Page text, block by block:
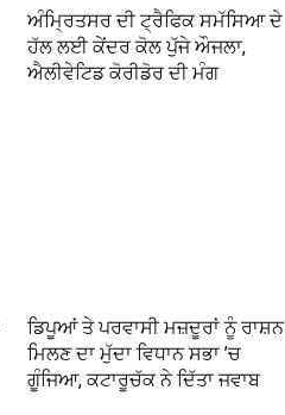
ਅੰਮ੍ਰਿਤਸਰ ਦੀ ਟ੍ਰੈਫਿਕ ਸਮੱਸਿਆ ਦੇ
ਹੱਲ ਲਈ ਕੇਂਦਰ ਕੋਲ ਪੁੱਜੇ ਔਜਲਾ,
ਐਲੀਵੇਟਿਡ ਕੋਰੀਡੋਰ ਦੀ ਮੰਗ
ਡਿਪੂਆਂ ਤੇ ਪਰਵਾਸੀ ਮਜ਼ਦੂਰਾਂ ਨੂੰ ਰਾਸ਼ਨ
ਮਿਲਣ ਦਾ ਮੁੱਦਾ ਵਿਧਾਨ ਸਭਾ ’ਚ
ਗੂੰਜਿਆ, ਕਟਾਰੂਚੱਕ ਨੇ ਦਿੱਤਾ ਜਵਾਬ